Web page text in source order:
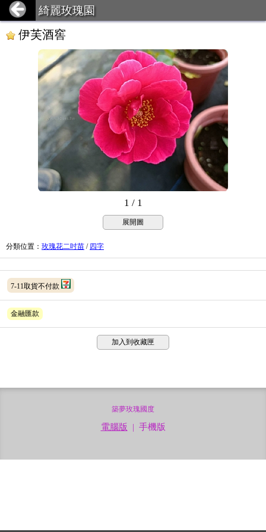
綺麗玫瑰園
伊芙酒窖
1 / 1
展開圖
分類位置 ： 玫瑰花二吋苗 / 四字
7-11取貨不付款
金融匯款
加入到收藏匣
築夢玫瑰國度
電腦版 | 手機版